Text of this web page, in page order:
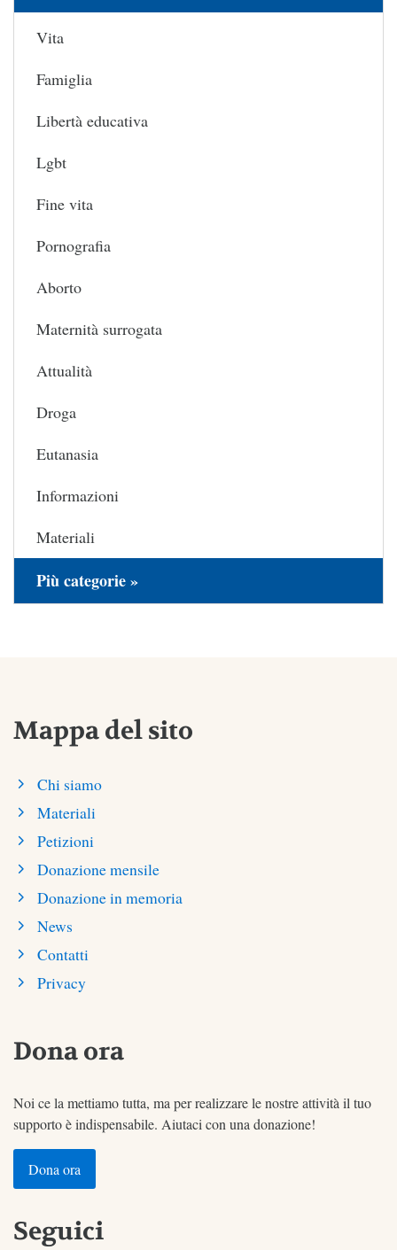
Vita
Famiglia
Libertà educativa
Lgbt
Fine vita
Pornografia
Aborto
Maternità surrogata
Attualità
Droga
Eutanasia
Informazioni
Materiali
Più categorie »
Mappa del sito
Chi siamo
Materiali
Petizioni
Donazione mensile
Donazione in memoria
News
Contatti
Privacy
Dona ora
Noi ce la mettiamo tutta, ma per realizzare le nostre attività il tuo
supporto è indispensabile. Aiutaci con una donazione!
Dona ora
Seguici